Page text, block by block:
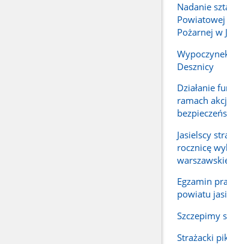
Nadanie
Pożarnej w
Desznicy
Działanie
ramach
Jasielscy
rocznicę
Egzamin
powiatu
Szczepimy
Strażacki